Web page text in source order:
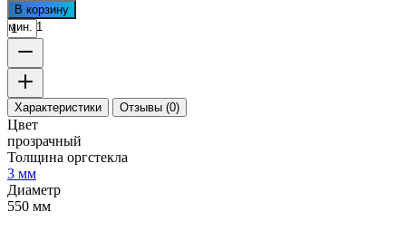
В корзину
мин. 1
Характеристики Отзывы (0)
Цвет
прозрачный
Толщина оргстекла
3 мм
Диаметр
550 мм